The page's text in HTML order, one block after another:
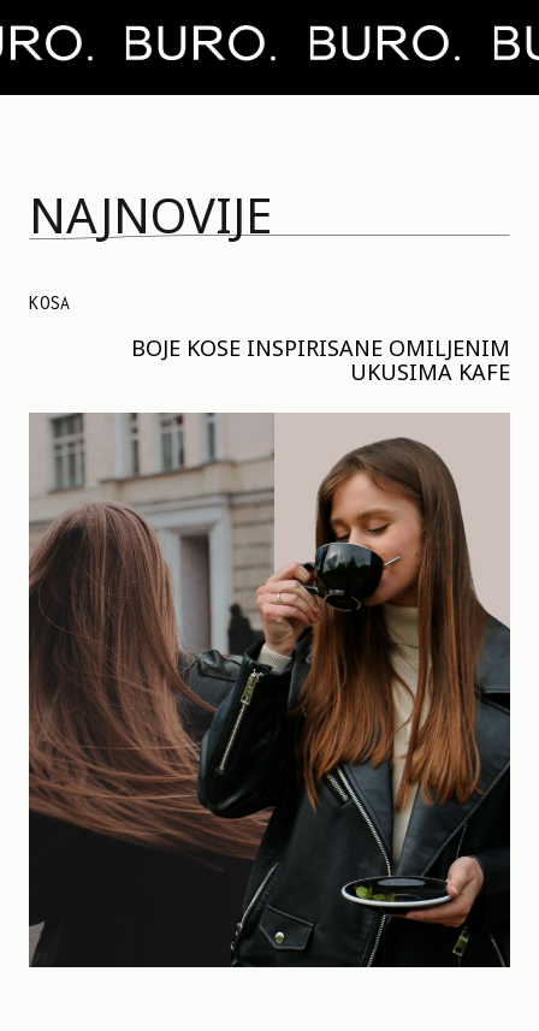
NAJNOVIJE
KOSA
BOJE KOSE INSPIRISANE OMILJENIM
UKUSIMA KAFE